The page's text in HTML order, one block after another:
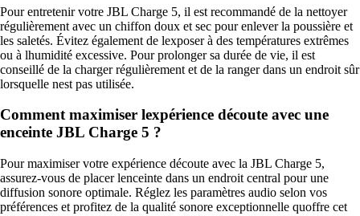
Pour entretenir votre JBL Charge 5, il est recommandé de la nettoyer
régulièrement avec un chiffon doux et sec pour enlever la poussière et
les saletés. Évitez également de lexposer à des températures extrêmes
ou à lhumidité excessive. Pour prolonger sa durée de vie, il est
conseillé de la charger régulièrement et de la ranger dans un endroit sûr
lorsquelle nest pas utilisée.
Comment maximiser lexpérience découte avec une
enceinte JBL Charge 5 ?
Pour maximiser votre expérience découte avec la JBL Charge 5,
assurez-vous de placer lenceinte dans un endroit central pour une
diffusion sonore optimale. Réglez les paramètres audio selon vos
préférences et profitez de la qualité sonore exceptionnelle quoffre cet